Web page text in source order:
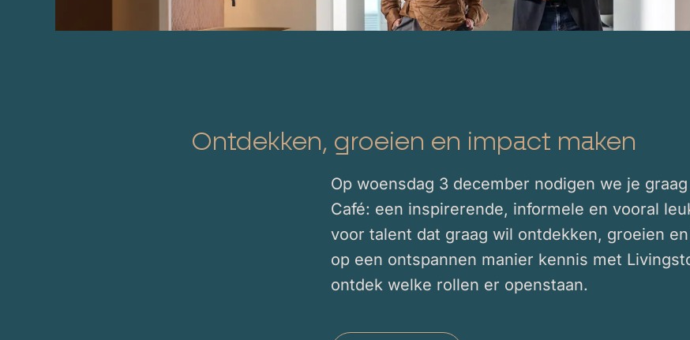
Ontdekken, groeien en impact maken
Op woensdag 3 december nodigen we je
Café: een inspirerende, informele en vooral
voor talent dat graag wil ontdekken, groeien
op een ontspannen manier kennis met
ontdek welke rollen er openstaan.